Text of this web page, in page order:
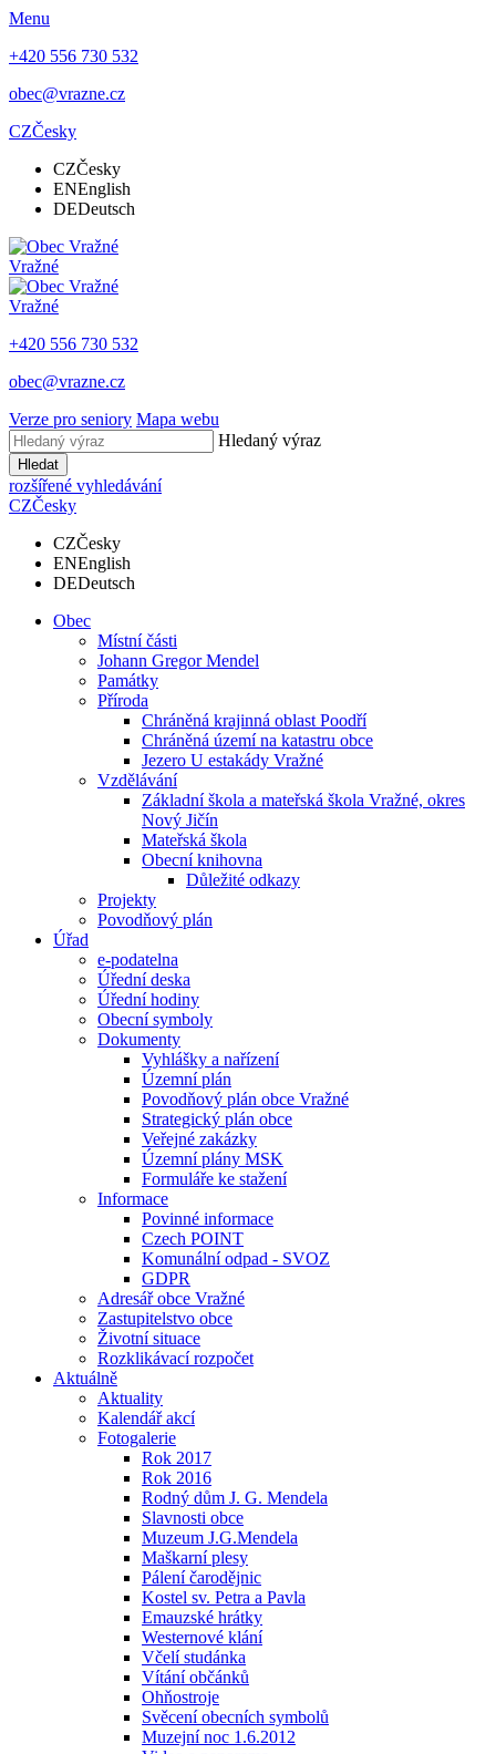
Menu
+420 556 730 532
obec@vrazne.cz
CZČesky
CZČesky
ENEnglish
DEDeutsch
Vražné
Vražné
+420 556 730 532
obec@vrazne.cz
Verze pro seniory Mapa webu
Hledaný výraz
Hledat
rozšířené vyhledávání
CZČesky
CZČesky
ENEnglish
DEDeutsch
Obec
Místní části
Johann Gregor Mendel
Památky
Příroda
Chráněná krajinná oblast Poodří
Chráněná území na katastru obce
Jezero U estakády Vražné
Vzdělávání
Základní škola a mateřská škola Vražné, okres
Nový Jičín
Mateřská škola
Obecní knihovna
Důležité odkazy
Projekty
Povodňový plán
Úřad
e-podatelna
Úřední deska
Úřední hodiny
Obecní symboly
Dokumenty
Vyhlášky a nařízení
Územní plán
Povodňový plán obce Vražné
Strategický plán obce
Veřejné zakázky
Územní plány MSK
Formuláře ke stažení
Informace
Povinné informace
Czech POINT
Komunální odpad - SVOZ
GDPR
Adresář obce Vražné
Zastupitelstvo obce
Životní situace
Rozklikávací rozpočet
Aktuálně
Aktuality
Kalendář akcí
Fotogalerie
Rok 2017
Rok 2016
Rodný dům J. G. Mendela
Slavnosti obce
Muzeum J.G.Mendela
Maškarní plesy
Pálení čarodějnic
Kostel sv. Petra a Pavla
Emauzské hrátky
Westernové klání
Včelí studánka
Vítání občánků
Ohňostroje
Svěcení obecních symbolů
Muzejní noc 1.6.2012